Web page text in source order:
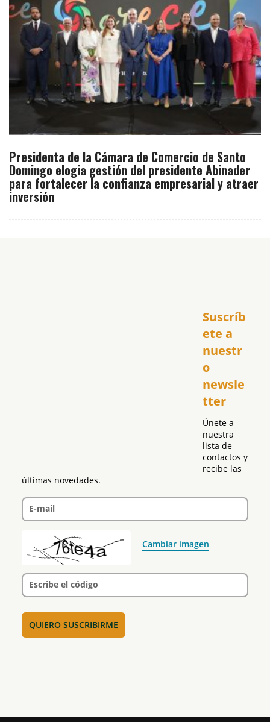
Presidenta de la Cámara de Comercio de Santo
Domingo elogia gestión del presidente Abinader
para fortalecer la confianza empresarial y atraer
inversión
Suscríb
ete a
nuestr
o
newsle
tter
Únete a
nuestra
lista de
contactos y
recibe las
últimas novedades.
E-mail
Cambiar imagen
Escribe el código